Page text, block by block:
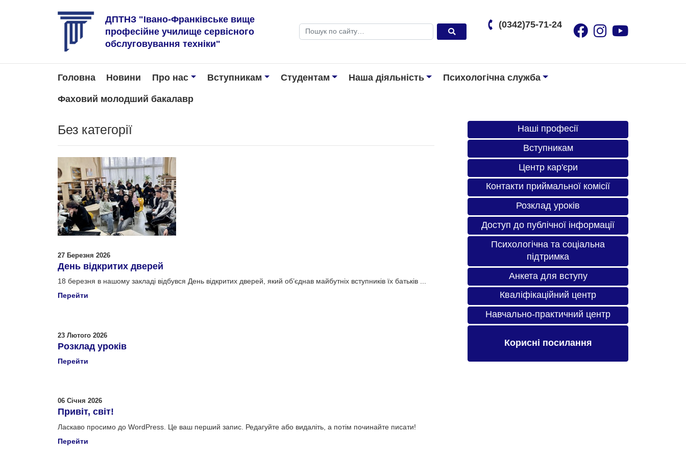
ДПТНЗ "Івано-Франківське вище
професійне училище сервісного
обслуговування техніки"
Пошук (0342)75-71-24
Головна Новини Про нас Вступникам Студентам Наша діяльність Психологічна служба
Фаховий молодший бакалавр
Без категорії
27 Березня 2026
День відкритих дверей
18 березня в нашому закладі відбувся День відкритих дверей, який об’єднав майбутніх вступників їх батьків ...
Перейти
23 Лютого 2026
Розклад уроків
Перейти
06 Січня 2026
Привіт, світ!
Ласкаво просимо до WordPress. Це ваш перший запис. Редагуйте або видаліть, а потім починайте писати!
Перейти
Наші професії
Вступникам
Центр кар'єри
Контакти приймальної комісії
Розклад уроків
Доступ до публічної інформації
Психологічна та соціальна
підтримка
Анкета для вступу
Кваліфікаційний центр
Навчально-практичний центр
Корисні посилання